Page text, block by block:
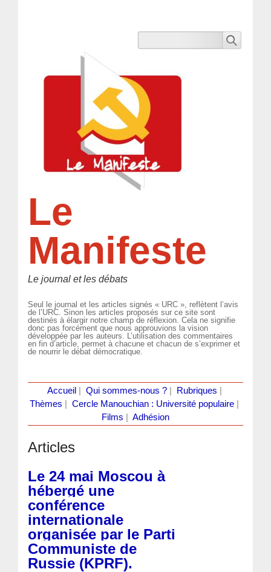
Le
Manifeste
Le journal et les débats
Seul le journal et les articles signés « URC », reflètent l’avis
de l’URC. Sinon les articles proposés sur ce site sont
destinés à élargir notre champ de réflexion. Cela ne signifie
donc pas forcément que nous approuvions la vision
développée par les auteurs. L’utilisation des commentaires
en fin d’article, permet à chacune et chacun de s’exprimer et
de nourrir le débat démocratique.
Accueil Qui sommes-nous ?| Rubriques
Thèmes
Cercle Manouchian : Université populaire
Films
Adhésion
Articles
Le 24 mai Moscou à
hébergé une
conférence
internationale
organisée par le Parti
Communiste de
Russie (KPRF).